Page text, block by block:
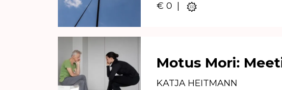
€ 0
Motus Mori:
KATJA HEITMANN